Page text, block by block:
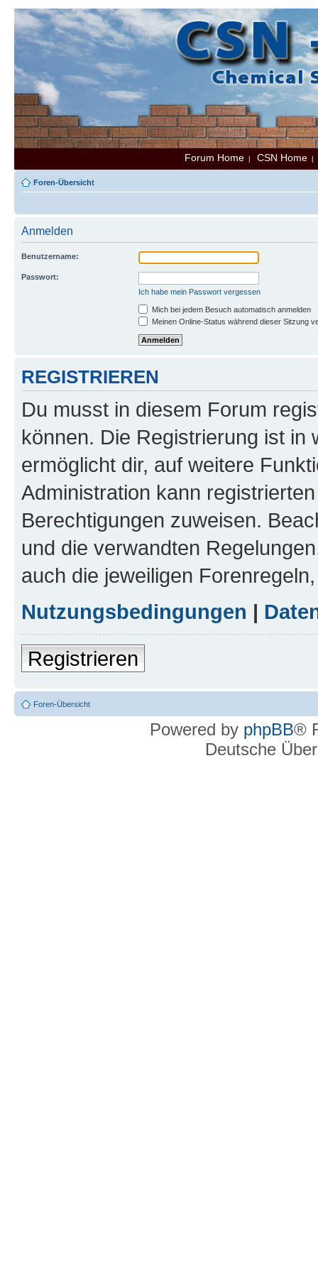
Forum Home | CSN Home
Foren-Übersicht
Anmelden
Benutzername:
Passwort:
Ich habe mein Passwort vergessen
Mich bei jedem Besuch automatisch anmelden
Meinen Online-Status während dieser Sitzung
REGISTRIEREN
Du musst in diesem Forum
können. Die Registrierung ist in
ermöglicht dir, auf weitere
Administration kann
Berechtigungen zuweisen.
und die verwandten
auch die jeweiligen
Nutzungsbedingungen |
Registrieren
Foren-Übersicht
Powered by phpBB®
Deutsche